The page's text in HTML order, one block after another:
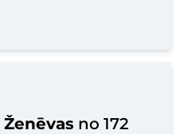
Ženēvas no 172